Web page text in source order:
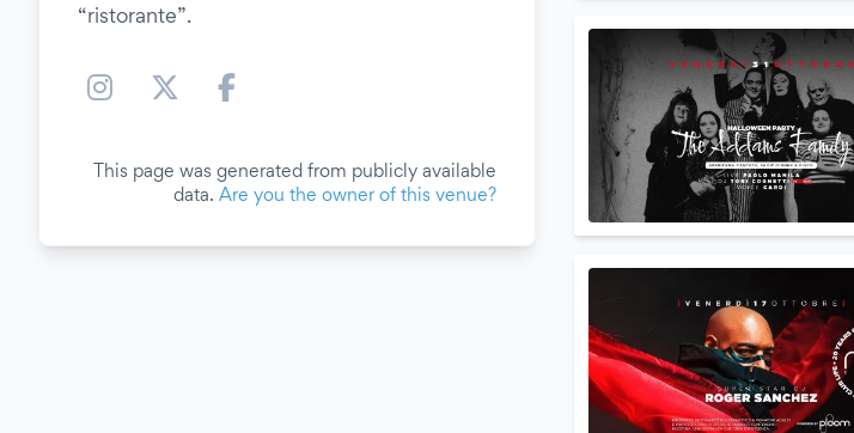
“ristorante”.
This page was generated from publicly available
data. Are you the owner of this venue?